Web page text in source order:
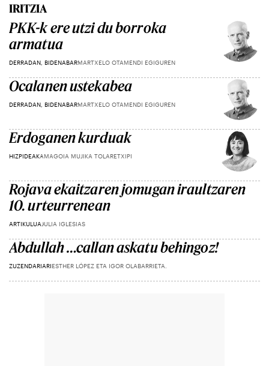
IRITZIA
PKK-k ere utzi du borroka
armatua
DERRADAN, BIDENABARMARTXELO OTAMENDI EGIGUREN
Ocalanen ustekabea
DERRADAN, BIDENABARMARTXELO OTAMENDI EGIGUREN
Erdoganen kurduak
HIZPIDEAKAMAGOIA MUJIKA TOLARETXIPI
Rojava ekaitzaren jomugan iraultzaren
10. urteurrenean
ARTIKULUA JULIA IGLESIAS
Abdullah …callan askatu behingoz!
ZUZENDARIARIESTHER LÓPEZ ETA IGOR OLABARRIETA.